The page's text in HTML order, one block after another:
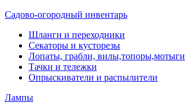
Садово-огородный инвентарь
Шланги и переходники
Секаторы и кусторезы
Лопаты, грабли, вилы,топоры,мотыги
Тачки и тележки
Опрыскиватели и распылители
Лампы